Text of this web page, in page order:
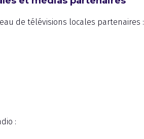
de télévisions locales partenaires :
: